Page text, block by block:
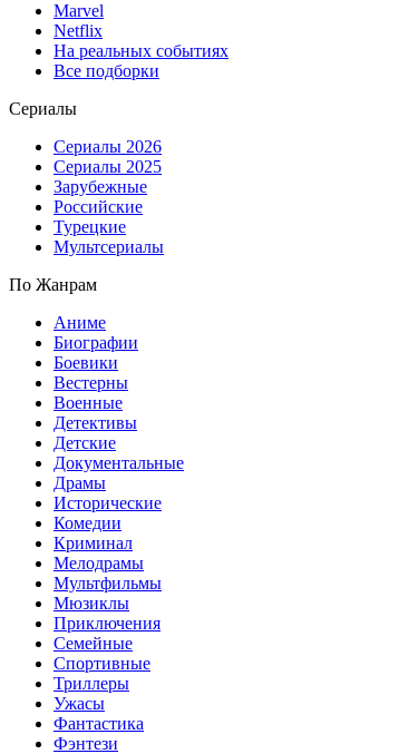
Marvel
Netflix
На реальных событиях
Все подборки
Сериалы
Сериалы 2026
Сериалы 2025
Зарубежные
Российские
Турецкие
Мультсериалы
По Жанрам
Аниме
Биографии
Боевики
Вестерны
Военные
Детективы
Детские
Документальные
Драмы
Исторические
Комедии
Криминал
Мелодрамы
Мультфильмы
Мюзиклы
Приключения
Семейные
Спортивные
Триллеры
Ужасы
Фантастика
Фэнтези